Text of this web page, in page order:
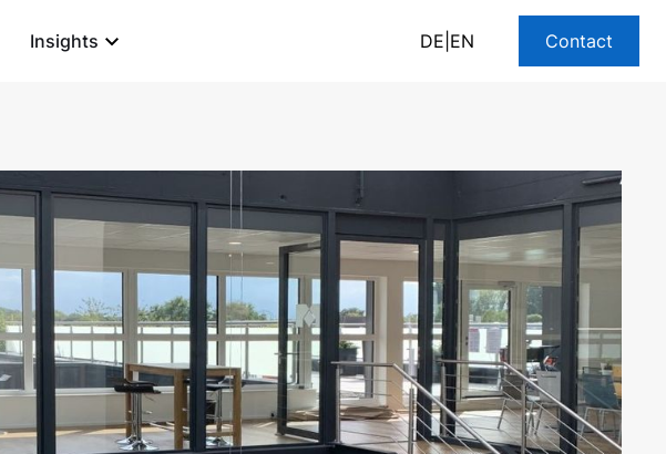
Insights DE EN Contact